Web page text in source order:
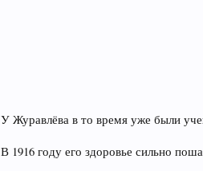
У Журавлёва в то время уже были
В 1916 году его здоровье сильно